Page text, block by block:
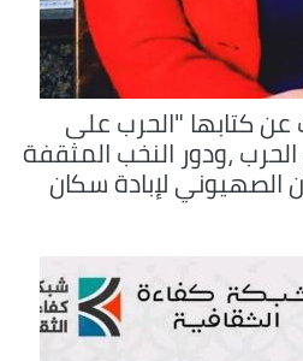
كتابها "الحرب على
،ودور النخب المثقفة
الصهيوني لإبادة سكان